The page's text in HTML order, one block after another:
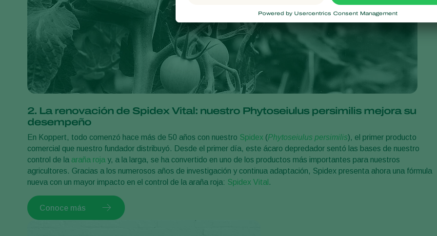
2. La renovación de Spidex Vital: nuestro Phytoseiulus persimilis mejora su
desempeño
En Koppert, todo comenzó hace más de 50 años con nuestro Spidex (Phytoseiulus persimilis), el primer producto
comercial que nuestro fundador distribuyó. Desde el primer día, este ácaro depredador sentó las bases de nuestro
control de la araña roja y, a la larga, se ha convertido en uno de los productos más importantes para nuestros
agricultores. Gracias a los numerosos años de investigación y continua adaptación, Spidex presenta ahora una fórmula
nueva con un mayor impacto en el control de la araña roja: Spidex Vital .
Conoce más